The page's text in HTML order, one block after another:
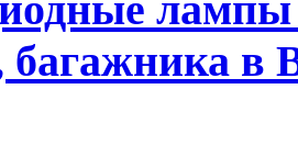
багажника в